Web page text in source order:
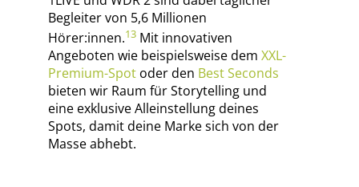
Begleiter von 5,6 Millionen
Hörer:innen.13Mit innovativen
Angeboten wie beispielsweise dem XXL-
Premium-Spotoder den Best Seconds
bieten wir Raum für Storytelling und
eine exklusive Alleinstellung deines
Spots, damit deine Marke sich von der
Masse abhebt.